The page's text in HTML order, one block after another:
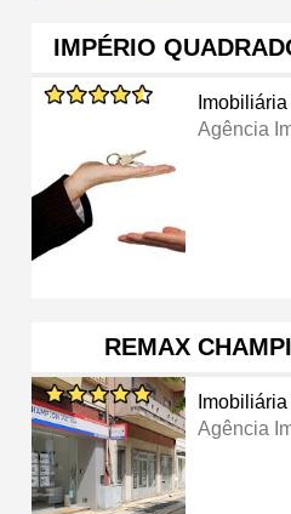
IMPÉRIO
Imobiliária
Agência
REMAX
Imobiliária
Agência